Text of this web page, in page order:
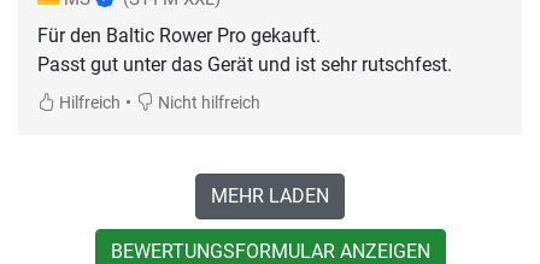
Für den Baltic Rower Pro gekauft.
Passt gut unter das Gerät und ist sehr rutschfest.
Hilfreich • Nicht hilfreich
MEHR LADEN
BEWERTUNGSFORMULAR ANZEIGEN